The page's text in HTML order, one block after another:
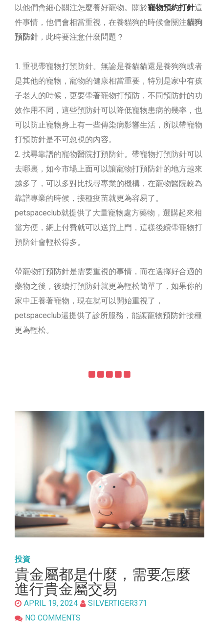
以他們會細心關注怎麼養好寵物。關於寵物預約打針這
件事情，他們會相當重視，在養貓狗的時候會關注貓狗
預防針 ，此時要注意什麼問題？
重視帶寵物打預防針。無論是養貓貓還是養狗狗或者
是其他的寵物，寵物的健康相當重要，特別是家中有孩
子老人的時候，更要帶著寵物打預防，不同預防針的功
效作用不同，這些預防針可以降低寵物患病的幾率，也
可以防止寵物身上有一些傳染病影響生活，所以帶寵物
打預防針是不可忽視的內容。
找尋靠譜的寵物醫院打預防針。帶寵物打預防針可以
去哪裏，如今市場上面可以讓寵物打預防針的地方越來
越多了，可以多對比找尋專業的機構，在寵物醫院較為
靠譜專業的時候，接種疫苗就更為容易了。
petspaceclub就提供了大量寵物處方藥物，選購起來相
當方便，網上付費就可以送貨上門，這樣後續帶寵物打
預防針會輕松得多。
帶寵物打預防針是需要重視的事情，而在選擇好合適的
藥物之後，後續打預防針就更為輕松簡單了，如果你的
家中正養著寵物，現在就可以開始重視了，
petspaceclub還提供了診所服務，能讓寵物預防針接種
更為輕松。
投資
貴金屬都是什麼，需要怎麼
進行貴金屬交易
APRIL 19, 2024
SILVERTIGER371
NO COMMENTS